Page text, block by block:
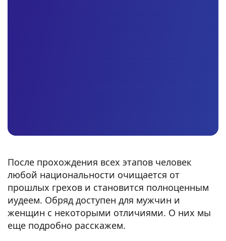
После прохождения всех этапов человек
любой национальности очищается от
прошлых грехов и становится полноценным
иудеем. Обряд доступен для мужчин и
женщин с некоторыми отличиями. О них мы
еще подробно расскажем.